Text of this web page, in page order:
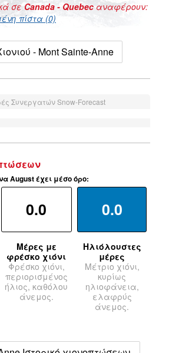
σεCanada - Quebec αναφέρουν:
πίστα (0)
- Mont Sainte-Anne
Συνεργατών Snow-Forecast
August έχει μέσο όρο:
0.0
Μέρες με
φρέσκο χιόνι
Φρέσκο χιόνι,
περιορισμένος
ήλιος, καθόλου
άνεμος.
0.0
Ηλιόλουστες
μέρες
Μέτριο χιόνι,
κυρίως
ηλιοφάνεια,
ελαφρύς
άνεμος.